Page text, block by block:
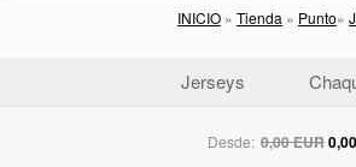
INICIO » Tienda » Punto»
Jerseys
Desde: 0,00 EUR